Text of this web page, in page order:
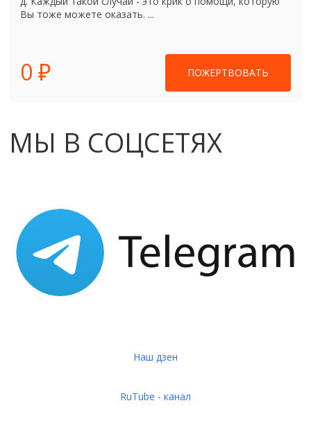
Вы тоже можете оказать. ...
0 ₽ ПОЖЕРТВОВАТЬ
МЫ В СОЦСЕТЯХ
Наш дзен
RuTube - канал